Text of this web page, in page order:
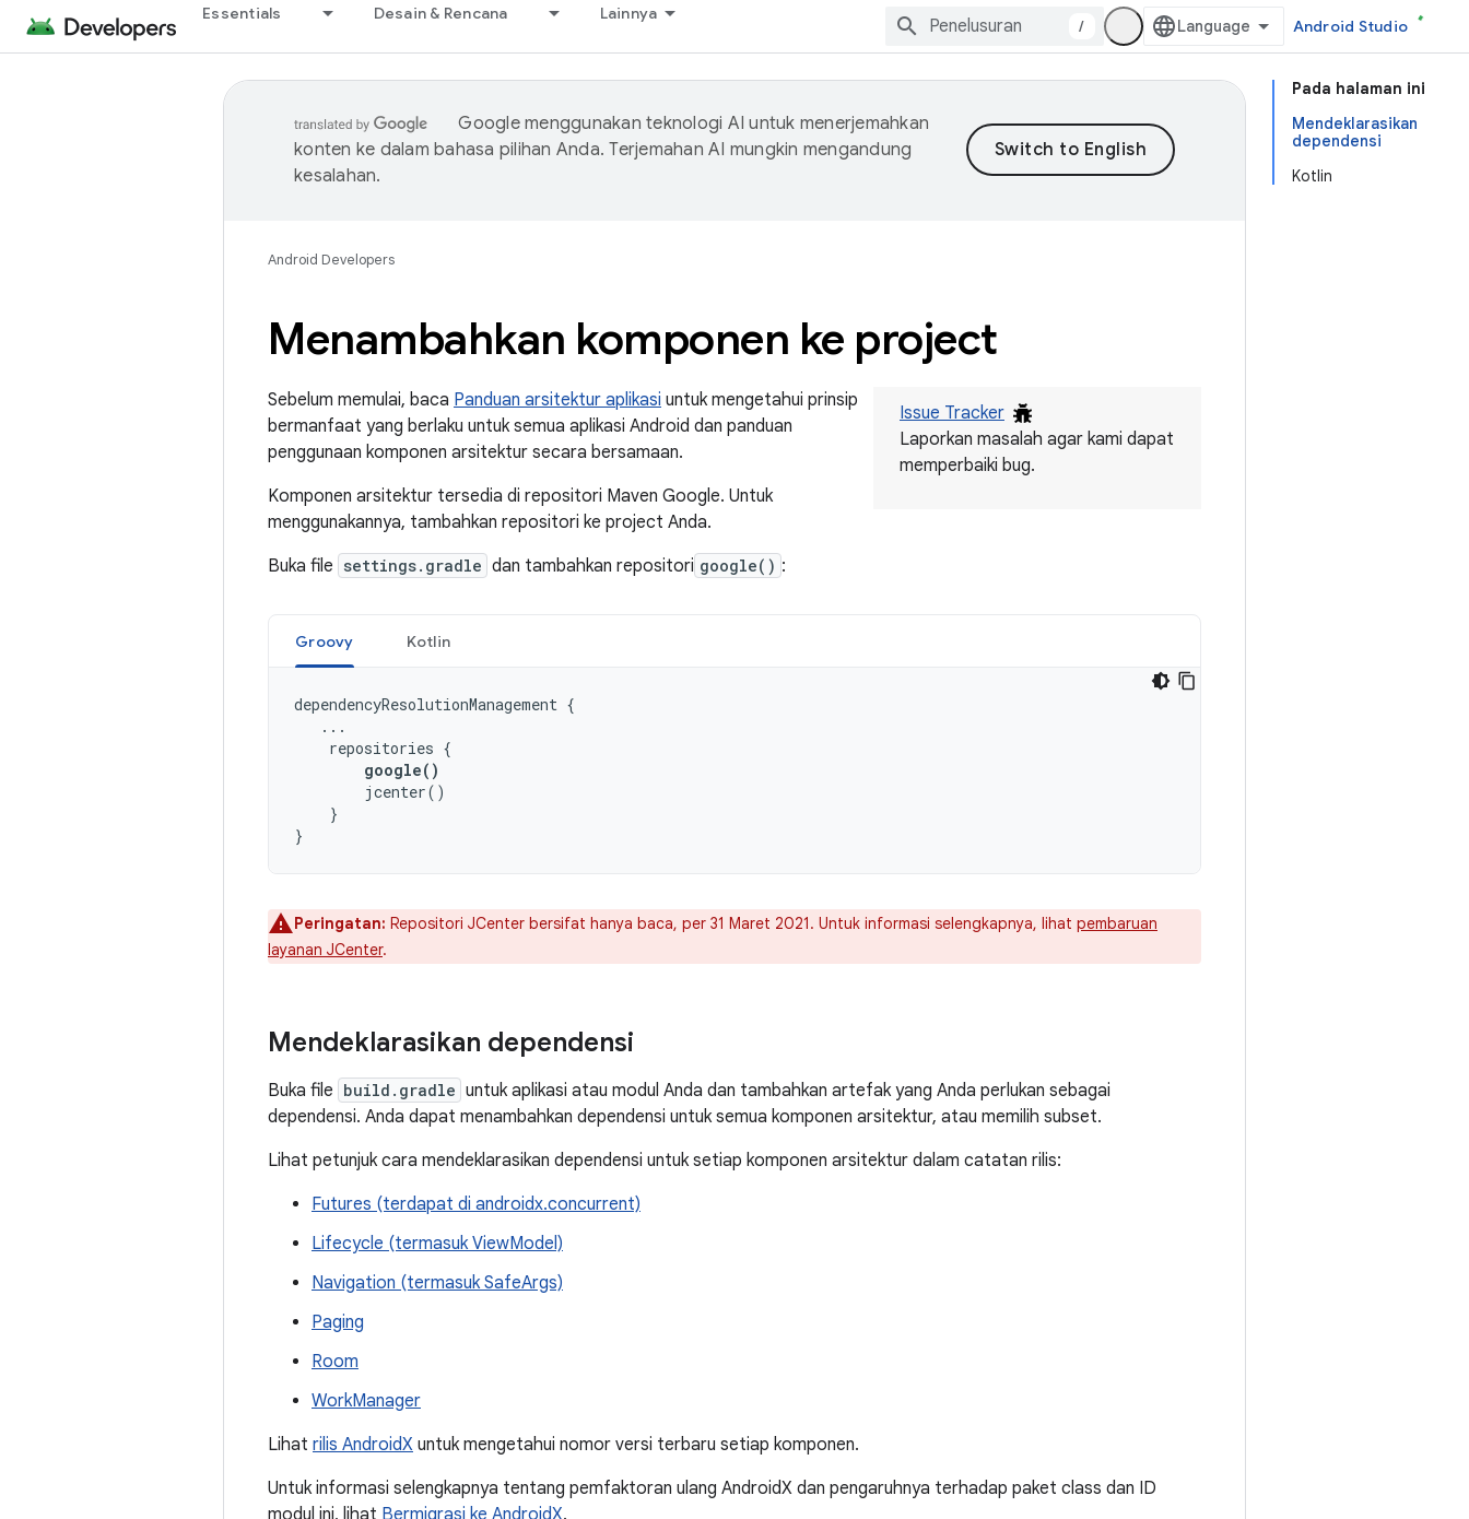
Essentials Desain & Rencana Lainnya
/ Android Studio
Pada halaman ini
Mendeklarasikan
dependensi
Kotlin
Google menggunakan teknologi AI untuk menerjemahkan
konten ke dalam bahasa pilihan Anda. Terjemahan AI mungkin mengandung
kesalahan.
Android Developers
Menambahkan komponen ke project
Issue Tracker
Laporkan masalah agar kami dapat
memperbaiki bug.
Sebelum memulai, baca Panduan arsitektur aplikasi untuk mengetahui prinsip
bermanfaat yang berlaku untuk semua aplikasi Android dan panduan
penggunaan komponen arsitektur secara bersamaan.
Komponen arsitektur tersedia di repositori Maven Google. Untuk
menggunakannya, tambahkan repositori ke project Anda.
Buka file settings.gradle dan tambahkan repositori google() :
Groovy Kotlin
dependencyResolutionManagement {
...
repositories {
google()
jcenter()
}
}
Peringatan: Repositori JCenter bersifat hanya baca, per 31 Maret 2021. Untuk informasi selengkapnya, lihat pembaruan
layanan JCenter.
Mendeklarasikan dependensi
Buka file build.gradle untuk aplikasi atau modul Anda dan tambahkan artefak yang Anda perlukan sebagai
dependensi. Anda dapat menambahkan dependensi untuk semua komponen arsitektur, atau memilih subset.
Lihat petunjuk cara mendeklarasikan dependensi untuk setiap komponen arsitektur dalam catatan rilis:
Futures (terdapat di androidx.concurrent)
Lifecycle (termasuk ViewModel)
Navigation (termasuk SafeArgs)
Paging
Room
WorkManager
Lihat rilis AndroidX untuk mengetahui nomor versi terbaru setiap komponen.
Untuk informasi selengkapnya tentang pemfaktoran ulang AndroidX dan pengaruhnya terhadap paket class dan ID
modul ini, lihat Bermigrasi ke AndroidX.